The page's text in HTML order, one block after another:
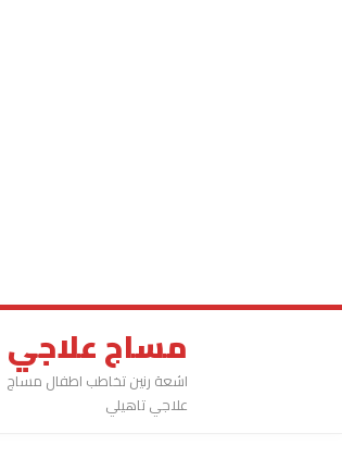
مساج علاجي
اشعة رنين تخاطب اطفال مساج
علاجي تاهيلي